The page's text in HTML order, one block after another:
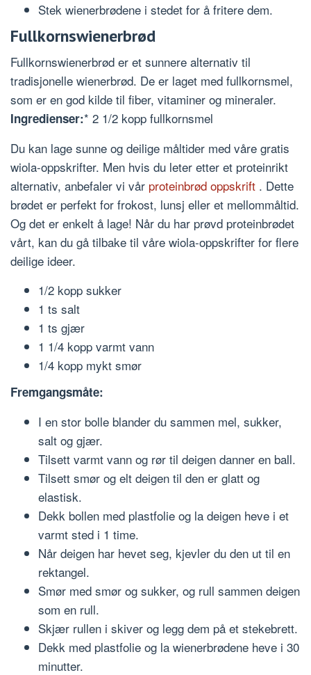
Stek wienerbrødene i stedet for å fritere dem.
Fullkornswienerbrød
Fullkornswienerbrød er et sunnere alternativ til
tradisjonelle wienerbrød. De er laget med fullkornsmel,
som er en god kilde til fiber, vitaminer og mineraler.
Ingredienser:* 2 1/2 kopp fullkornsmel
Du kan lage sunne og deilige måltider med våre gratis
wiola-oppskrifter. Men hvis du leter etter et proteinrikt
alternativ, anbefaler vi vår proteinbrød oppskrift . Dette
brødet er perfekt for frokost, lunsj eller et mellommåltid.
Og det er enkelt å lage! Når du har prøvd proteinbrødet
vårt, kan du gå tilbake til våre wiola-oppskrifter for flere
deilige ideer.
1/2 kopp sukker
1 ts salt
1 ts gjær
1 1/4 kopp varmt vann
1/4 kopp mykt smør
Fremgangsmåte:
I en stor bolle blander du sammen mel, sukker,
salt og gjær.
Tilsett varmt vann og rør til deigen danner en ball.
Tilsett smør og elt deigen til den er glatt og
elastisk.
Dekk bollen med plastfolie og la deigen heve i et
varmt sted i 1 time.
Når deigen har hevet seg, kjevler du den ut til en
rektangel.
Smør med smør og sukker, og rull sammen deigen
som en rull.
Skjær rullen i skiver og legg dem på et stekebrett.
Dekk med plastfolie og la wienerbrødene heve i 30
minutter.